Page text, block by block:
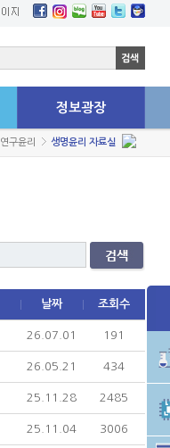
정보광장
학생연구원 고충상담센터
연구윤리 생명윤리 자료실
날짜 조회수
26.07.01 191
26.05.21 434
25.11.28 2485
25.11.04 3006